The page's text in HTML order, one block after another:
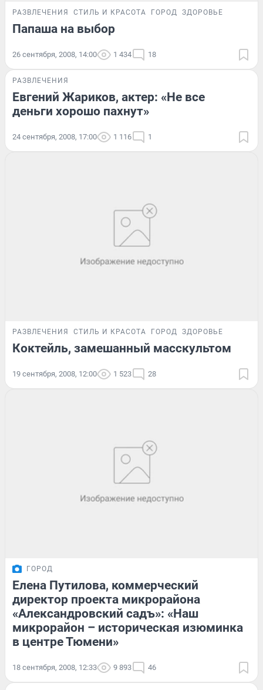
РАЗВЛЕЧЕНИЯ СТИЛЬ И КРАСОТА ГОРОД ЗДОРОВЬЕ
Папаша на выбор
26 сентября, 2008, 14:00 1 434 18
РАЗВЛЕЧЕНИЯ
Евгений Жариков, актер: «Не все
деньги хорошо пахнут»
24 сентября, 2008, 17:00 1 116 1
РАЗВЛЕЧЕНИЯ СТИЛЬ И КРАСОТА ГОРОД ЗДОРОВЬЕ
Коктейль, замешанный масскультом
19 сентября, 2008, 12:00 1 523 28
ГОРОД
Елена Путилова, коммерческий
директор проекта микрорайона
«Александровский садъ»: «Наш
микрорайон – историческая изюминка
в центре Тюмени»
18 сентября, 2008, 12:33 9 893 46